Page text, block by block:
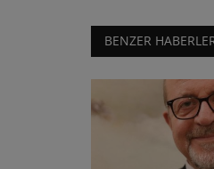
BENZER